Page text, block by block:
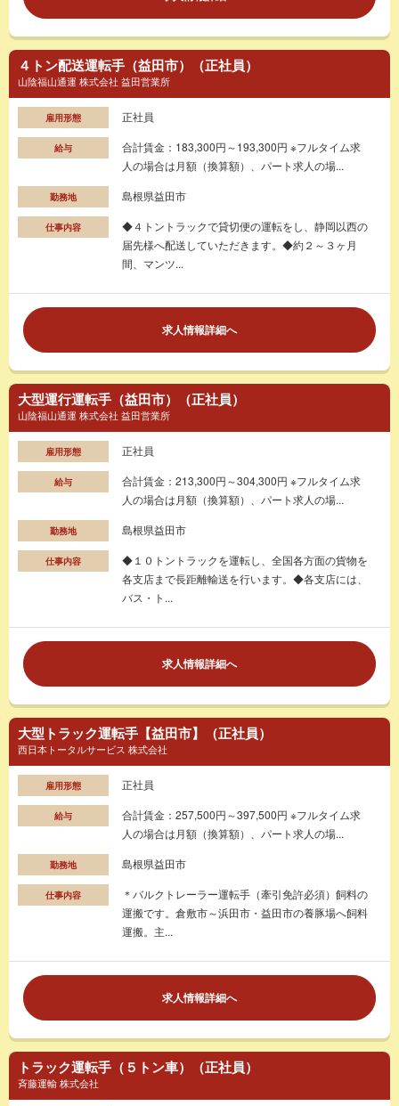
４トン配送運転手（益田市）（正社員）
山陰福山通運 株式会社 益田営業所
雇用形態 正社員
給与
合計賃金：183,300円～193,300円 ※フルタイム求
人の場合は月額（換算額）、パート求人の場...
勤務地 島根県益田市
仕事内容
◆４トントラックで貸切便の運転をし、静岡以西の
届先様へ配送していただきます。◆約２～３ヶ月
間、マンツ...
求人情報詳細へ
大型運行運転手（益田市）（正社員）
山陰福山通運 株式会社 益田営業所
雇用形態 正社員
給与
合計賃金：213,300円～304,300円 ※フルタイム求
人の場合は月額（換算額）、パート求人の場...
勤務地 島根県益田市
仕事内容
◆１０トントラックを運転し、全国各方面の貨物を
各支店まで長距離輸送を行います。◆各支店には、
バス・ト...
求人情報詳細へ
大型トラック運転手【益田市】（正社員）
西日本トータルサービス 株式会社
雇用形態 正社員
給与
合計賃金：257,500円～397,500円 ※フルタイム求
人の場合は月額（換算額）、パート求人の場...
勤務地 島根県益田市
仕事内容
＊バルクトレーラー運転手（牽引免許必須）飼料の
運搬です。倉敷市～浜田市・益田市の養豚場へ飼料
運搬。主...
求人情報詳細へ
トラック運転手（５トン車）（正社員）
斉藤運輸 株式会社